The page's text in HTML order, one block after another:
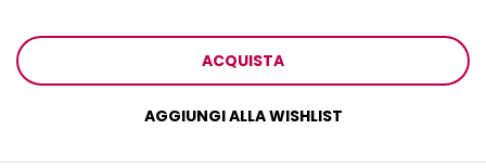
ACQUISTA
AGGIUNGI ALLA WISHLIST